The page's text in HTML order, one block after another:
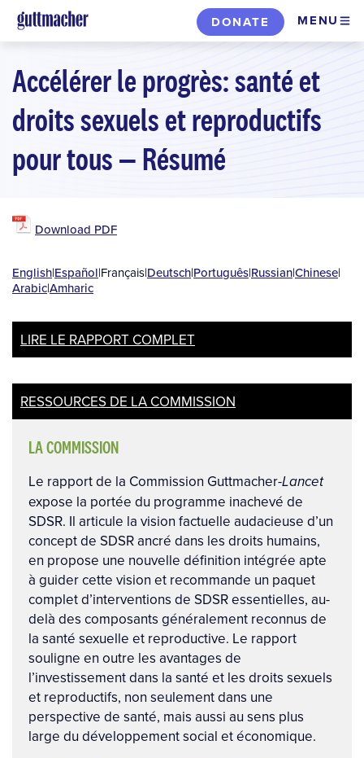
Skip
to
content
DONATE MENU
Accélérer le progrès: santé et
droits sexuels et reproductifs
pour tous — Résumé
Download PDF
English|Español|Français|Deutsch|Português|Russian|Chinese|
Arabic|Amharic
LIRE LE RAPPORT COMPLET
RESSOURCES DE LA COMMISSION
LA COMMISSION
Le rapport de la Commission Guttmacher-Lancet
expose la portée du programme inachevé de
SDSR. Il articule la vision factuelle audacieuse d’un
concept de SDSR ancré dans les droits humains,
en propose une nouvelle définition intégrée apte
à guider cette vision et recommande un paquet
complet d’interventions de SDSR essentielles, au-
delà des composants généralement reconnus de
la santé sexuelle et reproductive. Le rapport
souligne en outre les avantages de
l’investissement dans la santé et les droits sexuels
et reproductifs, non seulement dans une
perspective de santé, mais aussi au sens plus
large du développement social et économique.